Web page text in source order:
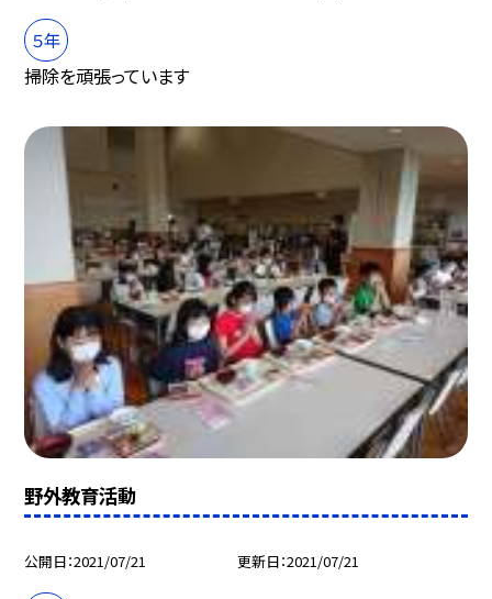
５年
掃除を頑張っています
野外教育活動
公開日 2021/07/21 更新日 2021/07/21